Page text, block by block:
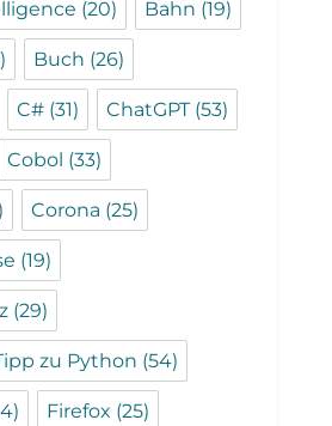
(20) Bahn (19)
Buch (26)
C# (31) ChatGPT(53)
Cobol (33)
Corona (25)
(19)
(29)
zu Python (54)
Firefox (25)